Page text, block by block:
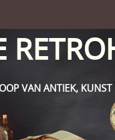
VAN ANTIEK, KUNST